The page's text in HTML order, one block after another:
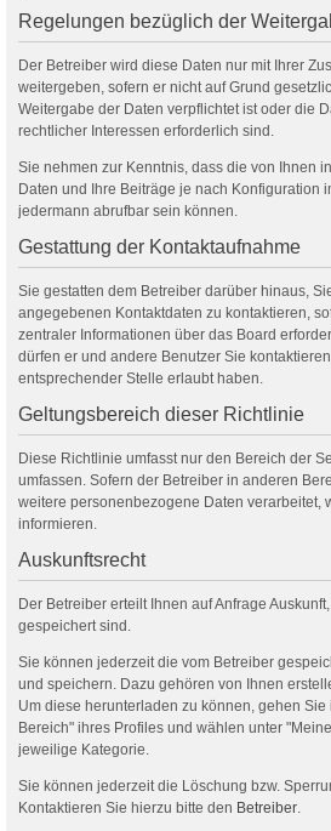
Regelungen bezüglich der
Der Betreiber wird diese Daten nur mit Ihrer
weitergeben, sofern er nicht auf Grund
Weitergabe der Daten verpflichtet ist oder die
rechtlicher Interessen erforderlich sind.
Sie nehmen zur Kenntnis, dass die von Ihnen
Daten und Ihre Beiträge je nach Konfiguration
jedermann abrufbar sein können.
Gestattung der Kontaktaufnahme
Sie gestatten dem Betreiber darüber hinaus,
angegebenen Kontaktdaten zu kontaktieren,
zentraler Informationen über das Board
dürfen er und andere Benutzer Sie
entsprechender Stelle erlaubt haben.
Geltungsbereich dieser Richtlinie
Diese Richtlinie umfasst nur den Bereich der
umfassen. Sofern der Betreiber in anderen
weitere personenbezogene Daten verarbeitet,
informieren.
Auskunftsrecht
Der Betreiber erteilt Ihnen auf Anfrage
gespeichert sind.
Sie können jederzeit die vom Betreiber
und speichern. Dazu gehören von Ihnen
Um diese herunterladen zu können, gehen
Bereich" ihres Profiles und wählen unter
jeweilige Kategorie.
Sie können jederzeit die Löschung bzw.
Kontaktieren Sie hierzu bitte den Betreiber.